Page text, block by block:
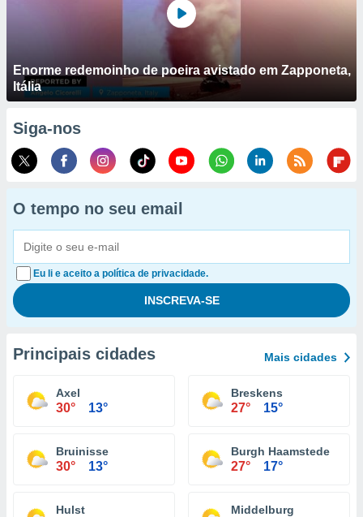
Enorme redemoinho de poeira avistado em Zapponeta,
Itália
Siga-nos
O tempo no seu email
Eu li e aceito a política de privacidade.
Principais cidades Mais cidades
Axel
30° 13°
Breskens
27° 15°
Bruinisse
30° 13°
Burgh Haamstede
27° 17°
Hulst Middelburg